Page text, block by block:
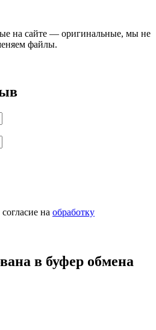
на сайте — оригинальные, мы не
файлы.
на обработку
в буфер обмена